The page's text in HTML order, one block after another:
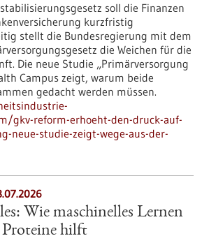
soll die Finanzen
kurzfristig
stellt die Bundesregierung mit dem
die Weichen für die
Die neue Studie „Primärversorgung
Campus zeigt, warum beide
gedacht werden müssen.
gkv-reform-erhoeht-den-druck-auf-
neue-studie-zeigt-wege-aus-der-
Wie maschinelles Lernen
Proteine hilft